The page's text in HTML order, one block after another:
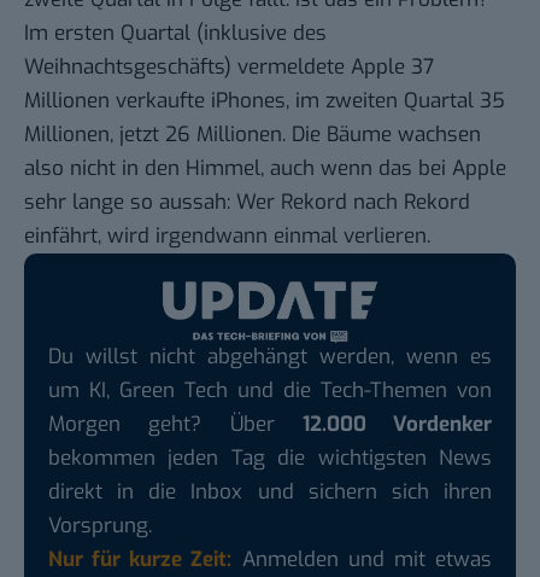
Im ersten Quartal (inklusive des
Weihnachtsgeschäfts) vermeldete Apple 37
Millionen verkaufte iPhones, im zweiten Quartal 35
Millionen, jetzt 26 Millionen. Die Bäume wachsen
also nicht in den Himmel, auch wenn das bei Apple
sehr lange so aussah: Wer Rekord nach Rekord
einfährt, wird irgendwann einmal verlieren.
Du willst nicht abgehängt werden, wenn es
um KI, Green Tech und die Tech-Themen von
Morgen geht? Über 12.000 Vordenker
bekommen jeden Tag die wichtigsten News
direkt in die Inbox und sichern sich ihren
Vorsprung.
Nur für kurze Zeit: Anmelden und mit etwas